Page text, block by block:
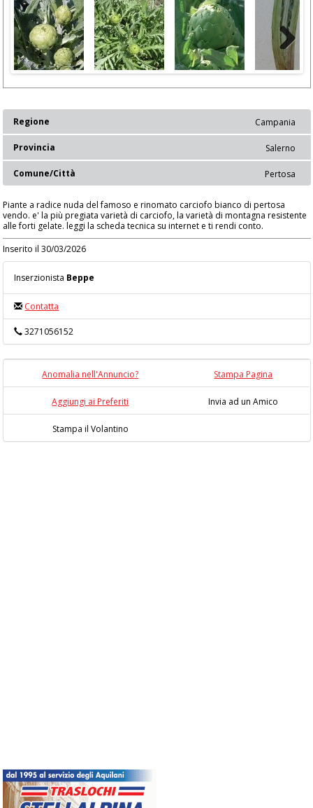
Next
Campania
Regione
Salerno
Provincia
Pertosa
Comune/Città
Piante a radice nuda del famoso e rinomato carciofo bianco di pertosa
vendo. e' la più pregiata varietà di carciofo, la varietà di montagna resistente
alle forti gelate. leggi la scheda tecnica su internet e ti rendi conto.
Inserito il 30/03/2026
Inserzionista Beppe
Contatta
3271056152
Anomalia nell'Annuncio? Stampa Pagina
Aggiungi ai Preferiti Invia ad un Amico
Stampa il Volantino